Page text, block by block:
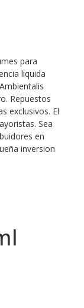
para
liquida
Repuestos
exclusivos. El
Sea
en
inversion